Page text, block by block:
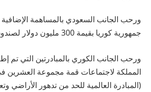
ورحب الجانب السعودي بالمساهمة الإضافية
جمهورية كوريا بقيمة 300 مليون دولار لصندوق المناخ الأخضر.
ورحب الجانب الكوري بالمبادرتين التي تم
(المبادرة العالمية للحد من تدهور الأراضي